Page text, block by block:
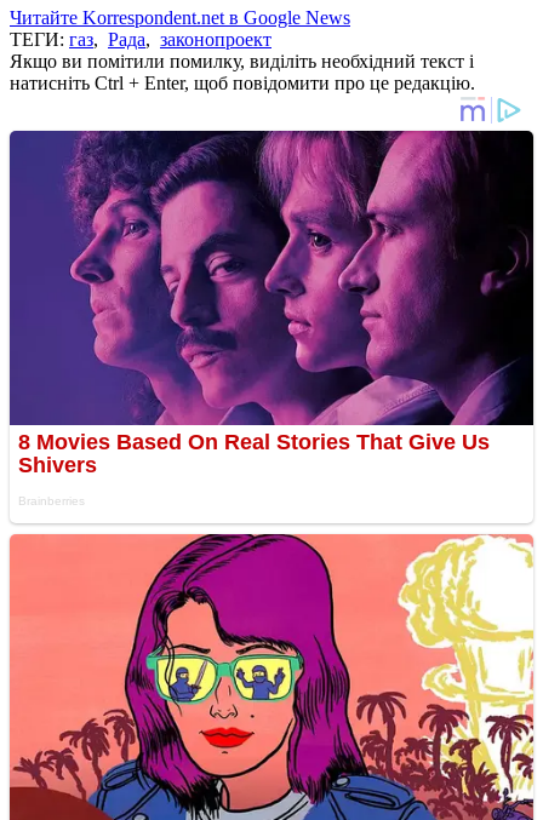
Читайте Korrespondent.net в Google News
ТЕГИ: газ, Рада, законопроект
Якщо ви помітили помилку, виділіть необхідний текст і
натисніть Ctrl + Enter, щоб повідомити про це редакцію.